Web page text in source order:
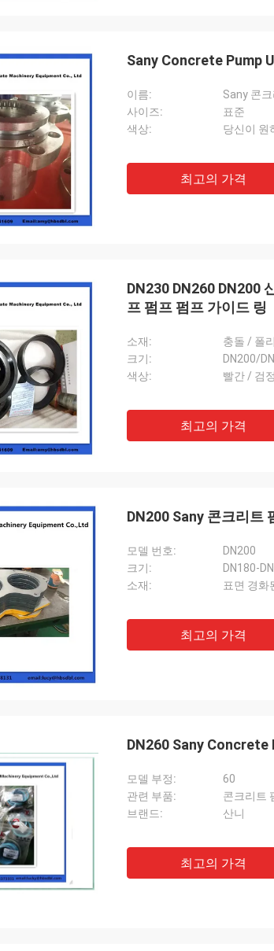
Sany Concrete Pump
이름:
Sany 콘
사이즈:
표준
색상:
당신이 원
최고의 가격
DN230 DN260 DN200
프 펌프 펌프 가이드 링
소재:
충돌 / 폴
크기:
DN200/
색상:
빨간 / 검
최고의 가격
DN200 Sany 콘크리트
모델 번호:
DN200
크기:
DN180-
소재:
표면 경화
최고의 가격
DN260 Sany Concrete
모델 부정:
60
관련 부품:
콘크리트
브랜드:
산니
최고의 가격